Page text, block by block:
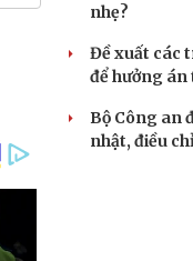
nhẹ?
Đề xuất các
để hưởng
Bộ Công an
nhật, điều